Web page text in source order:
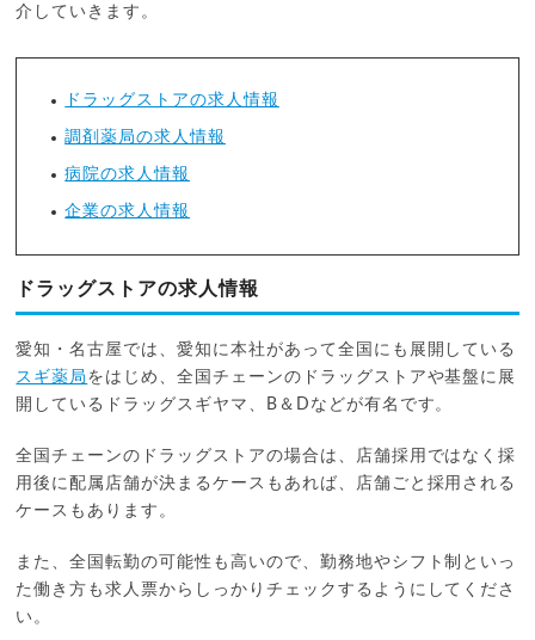
介していきます。
ドラッグストアの求人情報
調剤薬局の求人情報
病院の求人情報
企業の求人情報
ドラッグストアの求人情報
愛知・名古屋では、愛知に本社があって全国にも展開している
スギ薬局 をはじめ、全国チェーンのドラッグストアや基盤に展
開しているドラッグスギヤマ、B＆Dなどが有名です。
全国チェーンのドラッグストアの場合は、店舗採用ではなく採
用後に配属店舗が決まるケースもあれば、店舗ごと採用される
ケースもあります。
また、全国転勤の可能性も高いので、勤務地やシフト制といっ
た働き方も求人票からしっかりチェックするようにしてくださ
い。